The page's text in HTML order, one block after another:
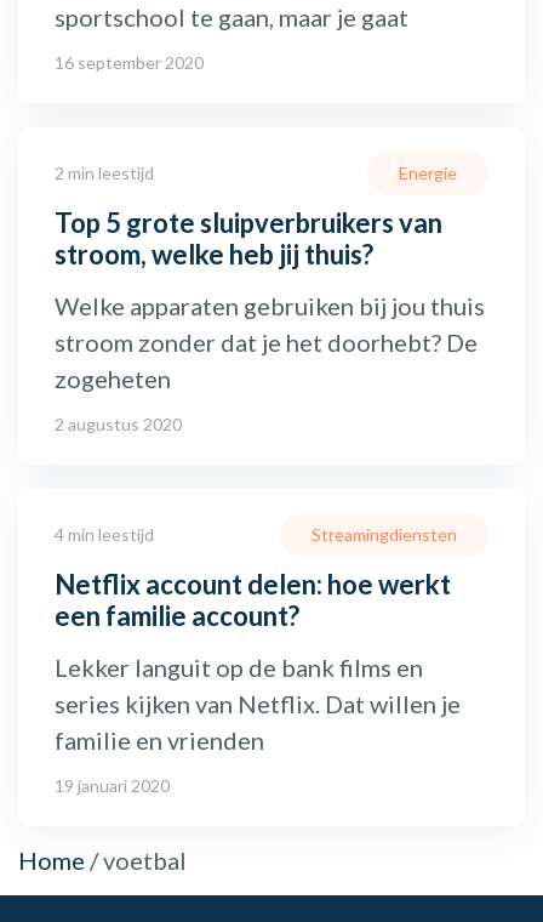
sportschool te gaan, maar je gaat
16 september 2020
2 min leestijd
Top 5 grote sluipverbruikers van
stroom, welke heb jij thuis?
Energie
Welke apparaten gebruiken bij jou thuis
stroom zonder dat je het doorhebt? De
zogeheten
2 augustus 2020
4 min leestijd
Netflix account delen: hoe werkt
een familie account?
Streamingdiensten
Lekker languit op de bank films en
series kijken van Netflix. Dat willen je
familie en vrienden
19 januari 2020
Home /voetbal